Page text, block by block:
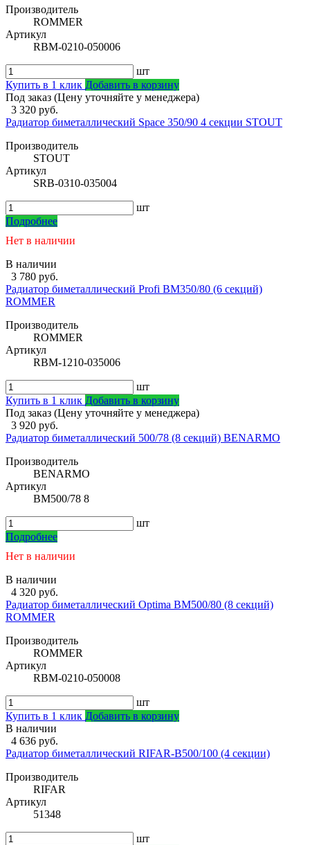
Производитель
ROMMER
Артикул
RBM-0210-050006
шт
Купить в 1 клик Добавить в корзину
Под заказ (Цену уточняйте у менеджера)
3 320 руб.
Радиатор биметаллический Space 350/90 4 секции STOUT
Производитель
STOUT
Артикул
SRB-0310-035004
шт
Подробнее
Нет в наличии
В наличии
3 780 руб.
Радиатор биметаллический Profi BM350/80 (6 секций)
ROMMER
Производитель
ROMMER
Артикул
RBM-1210-035006
шт
Купить в 1 клик Добавить в корзину
Под заказ (Цену уточняйте у менеджера)
3 920 руб.
Радиатор биметаллический 500/78 (8 секций) BENARMO
Производитель
BENARMO
Артикул
BM500/78 8
шт
Подробнее
Нет в наличии
В наличии
4 320 руб.
Радиатор биметаллический Optima BM500/80 (8 секций)
ROMMER
Производитель
ROMMER
Артикул
RBM-0210-050008
шт
Купить в 1 клик Добавить в корзину
В наличии
4 636 руб.
Радиатор биметаллический RIFAR-В500/100 (4 секции)
Производитель
RIFAR
Артикул
51348
шт